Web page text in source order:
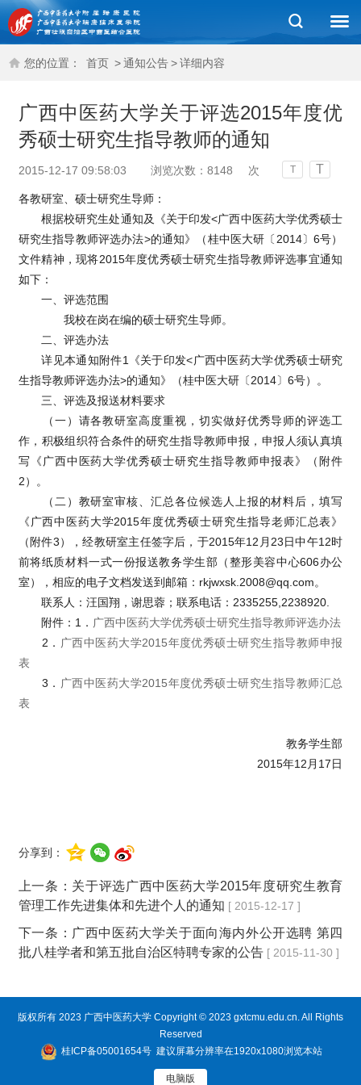
您的位置： 首页 >通知公告>详细内容
广西中医药大学关于评选2015年度优
秀硕士研究生指导教师的通知
2015-12-17 09:58:03 浏览次数： 8148 次 T T
各教研室、硕士研究生导师：
根据校研究生处通知及《关于印发<广西中医药大学优秀硕士
研究生指导教师评选办法>的通知》（桂中医大研〔2014〕6号）
文件精神，现将2015年度优秀硕士研究生指导教师评选事宜通知
如下：
一、评选范围
我校在岗在编的硕士研究生导师。
二、评选办法
详见本通知附件1《关于印发<广西中医药大学优秀硕士研究
生指导教师评选办法>的通知》（桂中医大研〔2014〕6号）。
三、评选及报送材料要求
（一）请各教研室高度重视，切实做好优秀导师的评选工
作，积极组织符合条件的研究生指导教师申报，申报人须认真填
写《广西中医药大学优秀硕士研究生指导教师申报表》（附件
2）。
（二）教研室审核、汇总各位候选人上报的材料后，填写
《广西中医药大学2015年度优秀硕士研究生指导老师汇总表》
（附件3），经教研室主任签字后，于2015年12月23日中午12时
前将纸质材料一式一份报送教务学生部（整形美容中心606办公
室），相应的电子文档发送到邮箱：rkjwxsk.2008@qq.com。
联系人：汪国翔，谢思蓉；联系电话：2335255,2238920.
附件：1． 广西中医药大学优秀硕士研究生指导教师评选办法
2． 广西中医药大学2015年度优秀硕士研究生指导教师申报
表
3． 广西中医药大学2015年度优秀硕士研究生指导教师汇总
表
教务学生部
2015年12月17日
分享到：
上一条： 关于评选广西中医药大学2015年度研究生教育
管理工作先进集体和先进个人的通知 [ 2015-12-17 ]
下一条： 广西中医药大学关于面向海内外公开选聘 第四
批八桂学者和第五批自治区特聘专家的公告 [ 2015-11-30 ]
版权所有 2023 广西中医药大学 Copyright © 2023 gxtcmu.edu.cn. All Rights
Reserved
桂ICP备05001654号 建议屏幕分辨率在1920x1080浏览本站
电脑版